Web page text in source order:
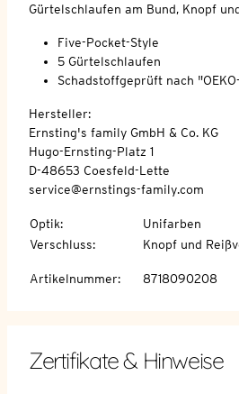
Gürtelschlaufen am Bund, Knopf
Five-Pocket-Style
5 Gürtelschlaufen
Schadstoffgeprüft nach
Hersteller:
Ernsting's family GmbH & Co. KG
Hugo-Ernsting-Platz 1
D-48653 Coesfeld-Lette
service@ernstings-family.com
Optik:
Unifarben
Verschluss: Knopf und
Artikelnummer: 8718090208
Zertifikate & Hinweise